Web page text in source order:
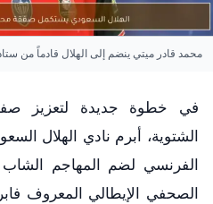
محمد قادر ميتي ينضم إلى الهلال قادماً من ستاد رين في
في خطوة جديدة لتعزيز
الشتوية، أبرم نادي الهلال
الفرنسي لضم المهاجم
الصحفي الإيطالي المعروف